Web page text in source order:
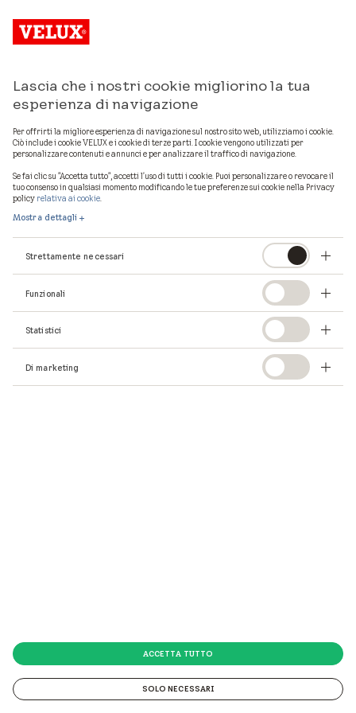
Lascia che i nostri cookie migliorino la tua
esperienza di navigazione
Per offrirti la migliore esperienza di navigazione sul nostro sito web, utilizziamo i cookie.
Ciò include i cookie VELUX e i cookie di terze parti. I cookie vengono utilizzati per
personalizzare contenuti e annunci e per analizzare il traffico di navigazione.
Se fai clic su "Accetta tutto", accetti l'uso di tutti i cookie. Puoi personalizzare o revocare il
tuo consenso in qualsiasi momento modificando le tue preferenze sui cookie nella Privacy
policy relativa ai cookie.
Mostra dettagli
Strettamente necessari
Funzionali
Statistici
Di marketing
SOLO NECESSARI
ACCETTA TUTTO
cercando non esiste.
Continua la tua ricerca
qui.